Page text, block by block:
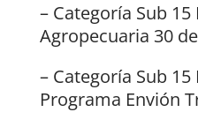
– Categoría Sub
Agropecuaria 30
– Categoría Sub
Programa Envión